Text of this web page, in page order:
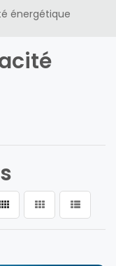
énergétique